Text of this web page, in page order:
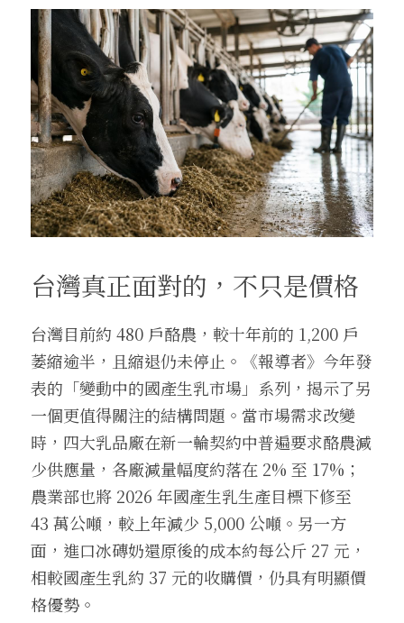
台灣真正面對的，不只是價格
台灣目前約 480 戶酪農，較十年前的 1,200 戶
萎縮逾半，且縮退仍未停止。《報導者》今年發
表的「變動中的國產生乳市場」系列，揭示了另
一個更值得關注的結構問題。當市場需求改變
時，四大乳品廠在新一輪契約中普遍要求酪農減
少供應量，各廠減量幅度約落在 2% 至 17%；
農業部也將 2026 年國產生乳生產目標下修至
43 萬公噸，較上年減少 5,000 公噸。另一方
面，進口冰磚奶還原後的成本約每公斤 27 元，
相較國產生乳約 37 元的收購價，仍具有明顯價
格優勢。